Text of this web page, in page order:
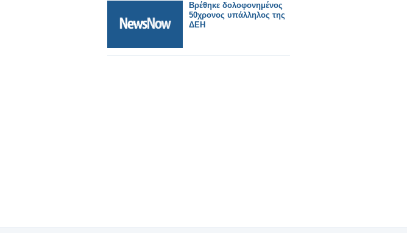
Βρέθηκε δολοφονημένος
50χρονος υπάλληλος της
ΔΕΗ